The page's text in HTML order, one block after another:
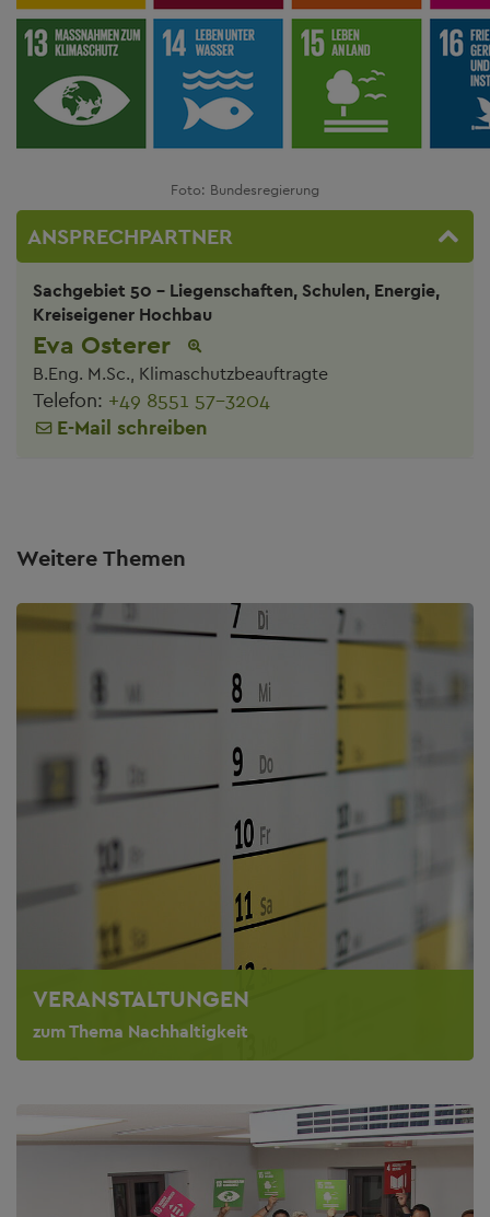
Foto: Bundesregierung
ANSPRECHPARTNER
Sachgebiet 50 - Liegenschaften, Schulen, Energie,
Kreiseigener Hochbau
Eva Osterer
B.Eng. M.Sc., Klimaschutzbeauftragte
Telefon: +49 8551 57-3204
E-Mail schreiben
Weitere Themen
VERANSTALTUNGEN
zum Thema Nachhaltigkeit